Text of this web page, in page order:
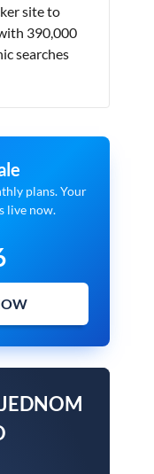
site to
390,000
searches
plans. Your
live now.